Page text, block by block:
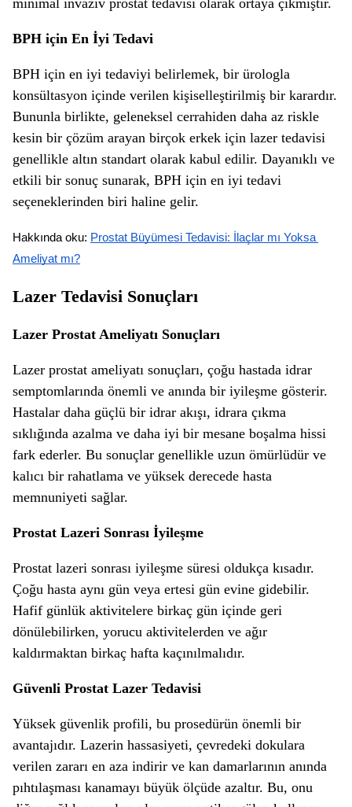
minimal invaziv prostat tedavisi olarak ortaya çıkmıştır.
BPH için En İyi Tedavi
BPH için en iyi tedaviyi belirlemek, bir ürologla
konsültasyon içinde verilen kişiselleştirilmiş bir karardır.
Bununla birlikte, geleneksel cerrahiden daha az riskle
kesin bir çözüm arayan birçok erkek için lazer tedavisi
genellikle altın standart olarak kabul edilir. Dayanıklı ve
etkili bir sonuç sunarak, BPH için en iyi tedavi
seçeneklerinden biri haline gelir.
Hakkında oku: Prostat Büyümesi Tedavisi: İlaçlar mı Yoksa
Ameliyat mı?
Lazer Tedavisi Sonuçları
Lazer Prostat Ameliyatı Sonuçları
Lazer prostat ameliyatı sonuçları, çoğu hastada idrar
semptomlarında önemli ve anında bir iyileşme gösterir.
Hastalar daha güçlü bir idrar akışı, idrara çıkma
sıklığında azalma ve daha iyi bir mesane boşalma hissi
fark ederler. Bu sonuçlar genellikle uzun ömürlüdür ve
kalıcı bir rahatlama ve yüksek derecede hasta
memnuniyeti sağlar.
Prostat Lazeri Sonrası İyileşme
Prostat lazeri sonrası iyileşme süresi oldukça kısadır.
Çoğu hasta aynı gün veya ertesi gün evine gidebilir.
Hafif günlük aktivitelere birkaç gün içinde geri
dönülebilirken, yorucu aktivitelerden ve ağır
kaldırmaktan birkaç hafta kaçınılmalıdır.
Güvenli Prostat Lazer Tedavisi
Yüksek güvenlik profili, bu prosedürün önemli bir
avantajıdır. Lazerin hassasiyeti, çevredeki dokulara
verilen zararı en aza indirir ve kan damarlarının anında
pıhtılaşması kanamayı büyük ölçüde azaltır. Bu, onu